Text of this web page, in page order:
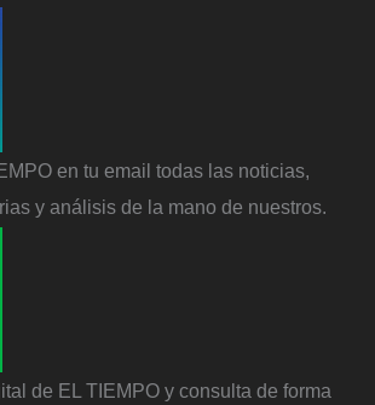
en tu email todas las noticias,
y análisis de la mano de nuestros.
de EL TIEMPO y consulta de forma